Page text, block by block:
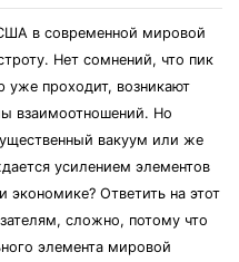
в современной мировой
Нет сомнений, что пик
проходит, возникают
взаимоотношений. Но
вакуум или же
усилением элементов
экономике? Ответить на этот
сложно, потому что
элемента мировой